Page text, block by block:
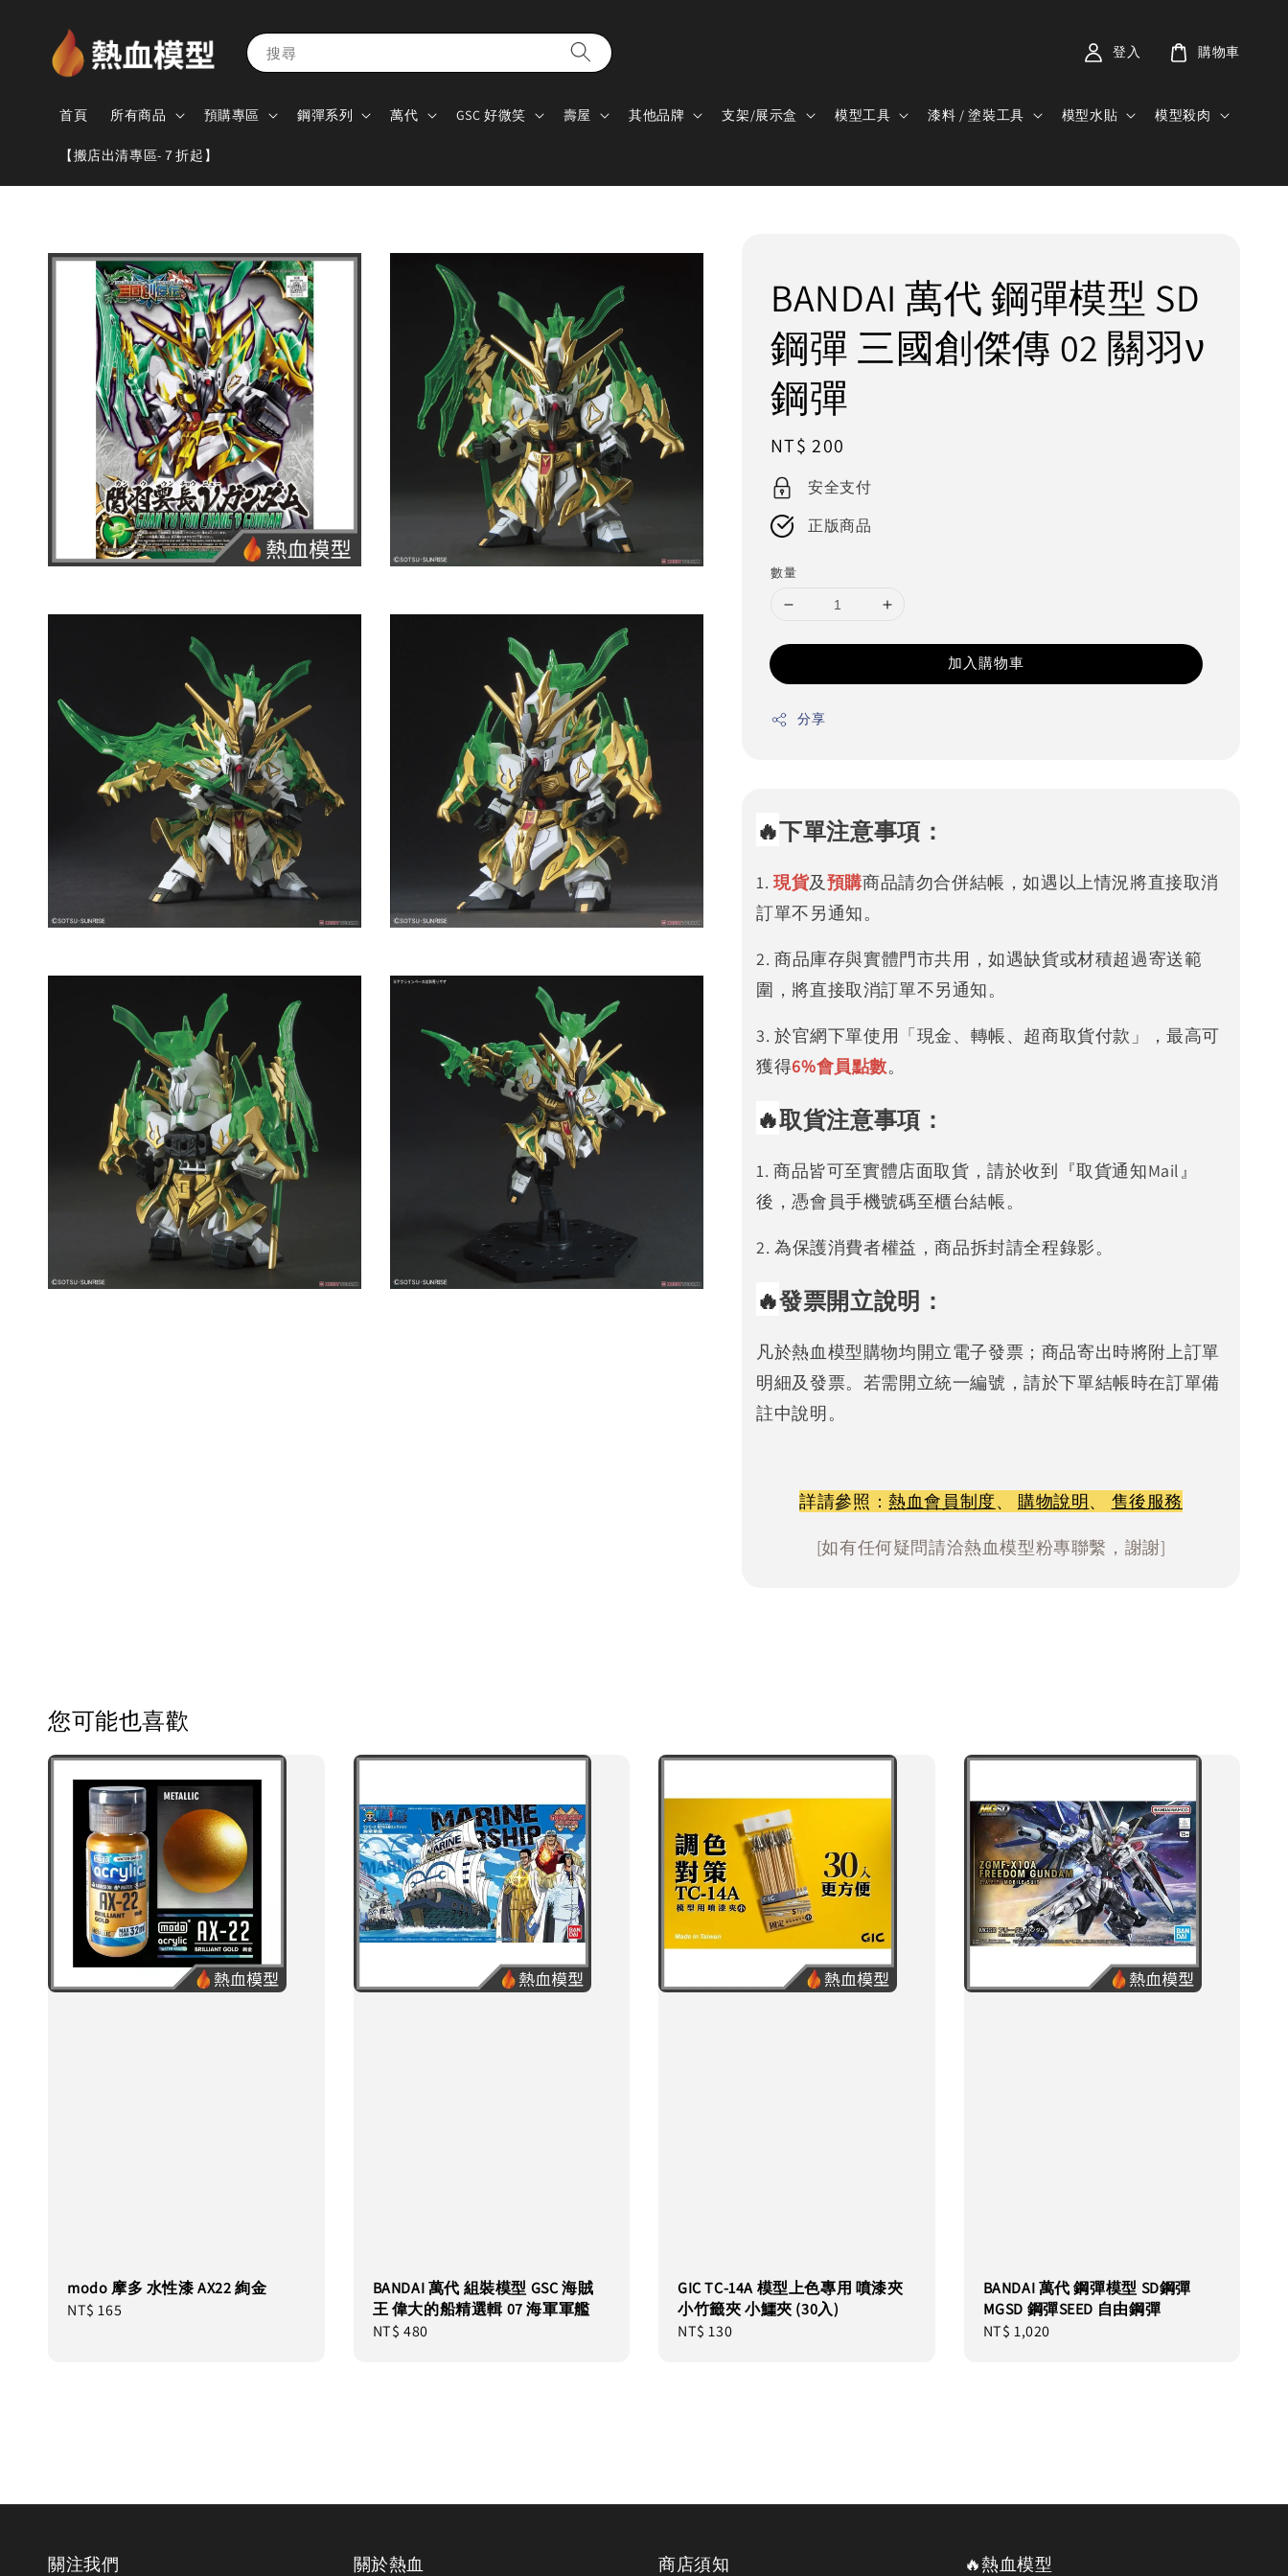
搜尋
首頁 所有商品 預購專區 鋼彈系列 萬代 GSC 好微笑 壽屋 其他品牌 支架/展示盒 模型工具 漆料 / 塗裝工具 模型水貼 模型殺肉
【搬店出清專區-７折起】
登入 購物車
BANDAI 萬代 鋼彈模型 SD
鋼彈 三國創傑傳 02 關羽ν
鋼彈
Regular
price
NT$ 200
安全支付
正版商品
數量
加入購物車
分享
🔥下單注意事項：
1. 現貨及預購商品請勿合併結帳，如遇以上情況將直接取消
訂單不另通知。
2. 商品庫存與實體門市共用，如遇缺貨或材積超過寄送範
圍，將直接取消訂單不另通知。
3. 於官網下單使用「現金、轉帳、超商取貨付款」，最高可
獲得6%會員點數。
🔥取貨注意事項：
1. 商品皆可至實體店面取貨，請於收到『取貨通知Mail』
後，憑會員手機號碼至櫃台結帳。
2. 為保護消費者權益，商品拆封請全程錄影。
🔥發票開立說明：
凡於熱血模型購物均開立電子發票；商品寄出時將附上訂單
明細及發票。若需開立統一編號，請於下單結帳時在訂單備
註中說明。
詳請參照：熱血會員制度、 購物說明、 售後服務
[如有任何疑問請洽熱血模型粉專聯繫，謝謝]
您可能也喜歡
modo 摩多 水性漆 AX22 絢金
Regular
NT$ 165
BANDAI 萬代 組裝模型 GSC 海賊
王 偉大的船精選輯 07 海軍軍艦
Regular
NT$ 480
GIC TC-14A 模型上色專用 噴漆夾
小竹籤夾 小鱷夾 (30入)
Regular
NT$ 130
BANDAI 萬代 鋼彈模型 SD鋼彈
MGSD 鋼彈SEED 自由鋼彈
Regular
NT$ 1,020
關注我們 關於熱血 商店須知 🔥熱血模型